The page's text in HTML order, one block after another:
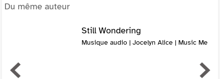
Du même auteur
Still Wondering
Musique audio | Jocelyn Alice | Music Me